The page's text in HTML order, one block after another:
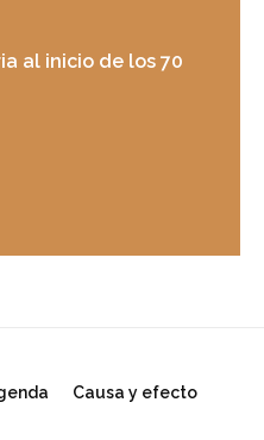
al inicio de los 70
Causa y efecto